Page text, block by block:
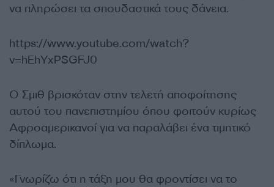
να πληρώσει τα σπουδαστικά τους δάνεια.
https://www.youtube.com/watch?
v=hEhYxPSGFJ0
Ο Σμιθ βρισκόταν στην τελετή αποφοίτησης
αυτού του πανεπιστημίου όπου φοιτούν κυρίως
Αφροαμερικανοί για να παραλάβει ένα τιμητικό
δίπλωμα.
«Γνωρίζω ότι η τάξη μου θα φροντίσει να το